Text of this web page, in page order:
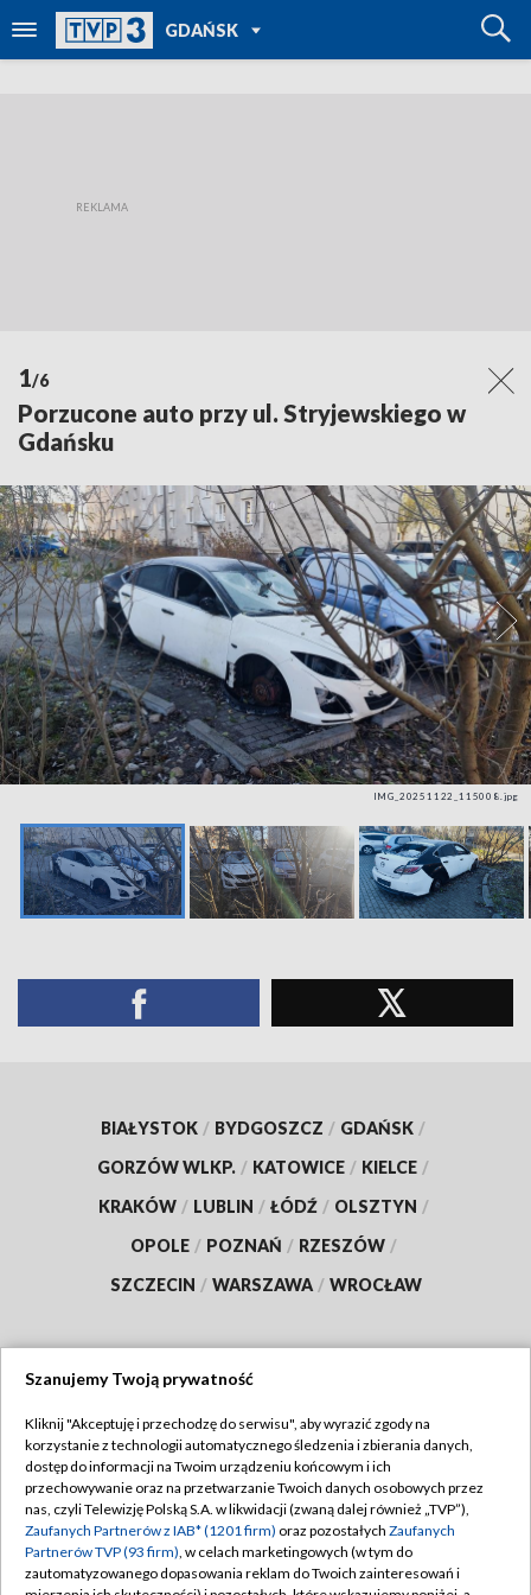
GDAŃSK
POWRÓT DO
TVP REGIONY
1/6
Porzucone auto przy ul. Stryjewskiego w
Gdańsku
IMG_20251122_115008.jpg
BIAŁYSTOK / BYDGOSZCZ / GDAŃSK /
GORZÓW WLKP. / KATOWICE / KIELCE /
KRAKÓW / LUBLIN / ŁÓDŹ / OLSZTYN /
OPOLE / POZNAŃ / RZESZÓW /
SZCZECIN / WARSZAWA / WROCŁAW
TVP
Abonament TVP
Emisja w TVP
Centrum informacji TVP
Regulamin TVP
Polityka prywatności
Moje zgody
Szanujemy Twoją prywatność
Kliknij "Akceptuję i przechodzę do serwisu", aby wyrazić zgody na
korzystanie z technologii automatycznego śledzenia i zbierania danych,
dostęp do informacji na Twoim urządzeniu końcowym i ich
przechowywanie oraz na przetwarzanie Twoich danych osobowych przez
nas, czyli Telewizję Polską S.A. w likwidacji (zwaną dalej również „TVP”),
Zaufanych Partnerów z IAB* (1201 firm) oraz pozostałych Zaufanych
Partnerów TVP (93 firm), w celach marketingowych (w tym do
zautomatyzowanego dopasowania reklam do Twoich zainteresowań i